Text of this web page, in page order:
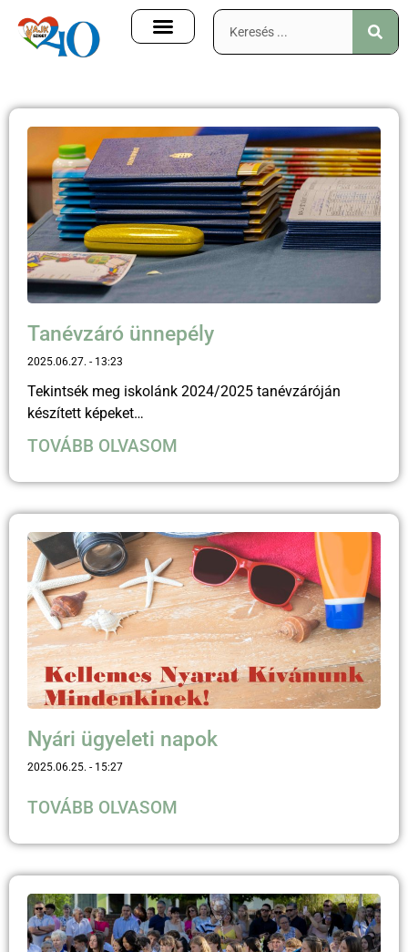
Tanévzáró ünnepély
2025.06.27. 13:23
Tekintsék meg iskolánk 2024/2025 tanévzáróján
készített képeket…
TOVÁBB OLVASOM
Nyári ügyeleti napok
2025.06.25. 15:27
TOVÁBB OLVASOM